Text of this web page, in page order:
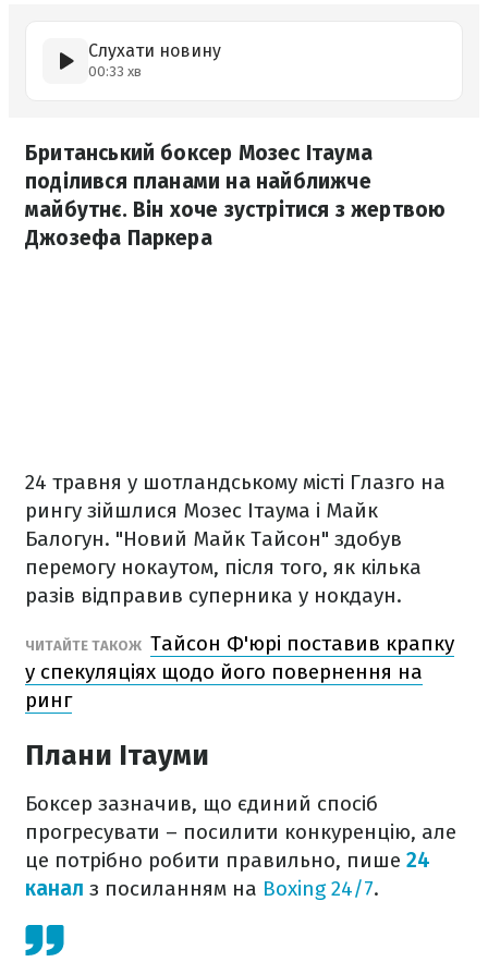
Слухати новину
00:33 хв
Британський боксер Мозес Ітаума
поділився планами на найближче
майбутнє. Він хоче зустрітися з жертвою
Джозефа Паркера
24 травня у шотландському місті Глазго на
рингу зійшлися Мозес Ітаума і Майк
Балогун. "Новий Майк Тайсон" здобув
перемогу нокаутом, після того, як кілька
разів відправив суперника у нокдаун.
ЧИТАЙТЕ ТАКОЖ Тайсон Ф'юрі поставив крапку
у спекуляціях щодо його повернення на
ринг
Плани Ітауми
Боксер зазначив, що єдиний спосіб
прогресувати – посилити конкуренцію, але
це потрібно робити правильно, пише 24
канал з посиланням на Boxing 24/7.